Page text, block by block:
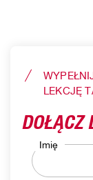
LEKCJĘ
DOŁĄCZ
Imię